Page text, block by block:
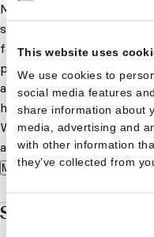
This website uses
We use cookies to
social media features
share information about
media, advertising and
with other information
they’ve collected from
Met onze voordeelbundel
stripboeken krijg je de
fantastische stripreeks.
prijs-kwaliteitverhouding
als trouwe fans van de
haal vandaag nog onze
Wiske stripboeken in
avonturen van Suske en
Meer lezen
Specificaties